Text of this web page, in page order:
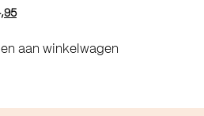
aan winkelwagen